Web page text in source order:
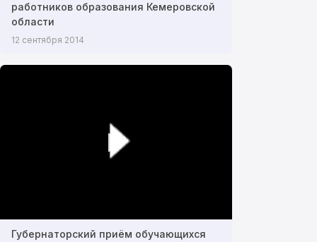
работников образования Кемеровской
области
12 сентября 2014
Губернаторский приём обучающихся